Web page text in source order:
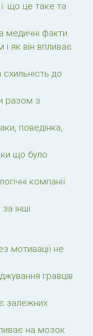
що це таке та
медичні факти
як він впливає
до
разом з
поведінка,
що було
компанії
інші
мотивації не
гравців
залежних
на мозок